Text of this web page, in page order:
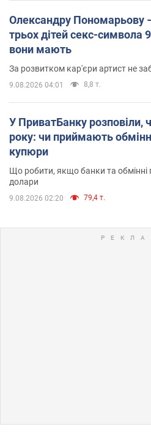
Олександру Пономарьову
трьох дітей секс-символа
вони мають
За розвитком кар'єри артист не
9.08.2026 04:01 8,8 т.
У ПриватБанку розповіли,
року: чи приймають
купюри
Що робити, якщо банки та обмінні
долари
9.08.2026 02:20 79,4 т.